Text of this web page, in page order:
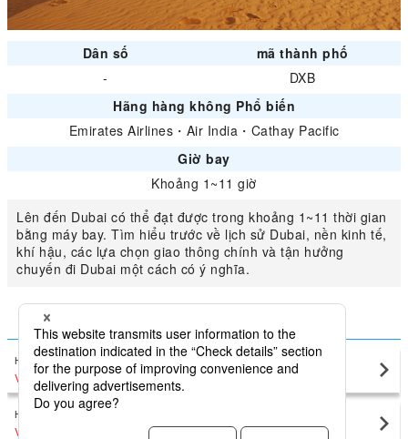
Dân số
mã thành phố
-
DXB
Hãng hàng không Phổ biến
Emirates Airlines ・ Air India ・ Cathay Pacific
Giờ bay
Khoảng 1~11 giờ
Lên đến Dubai có thể đạt được trong khoảng 1~11 thời gian
bằng máy bay. Tìm hiểu trước về lịch sử Dubai, nền kinh tế,
khí hậu, các lựa chọn giao thông chính và tận hưởng
chuyến đi Dubai một cách có ý nghĩa.
Hà Nội (Nội Bài) Dubai(DXB)
VND15,865,660〜
Hồ Chí Minh (Tân Sơn Nhất)
VND27,057,456